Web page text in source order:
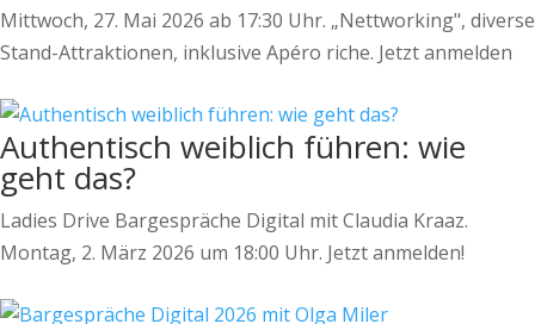
Mittwoch, 27. Mai 2026 ab 17:30 Uhr. „Nettworking", diverse
Stand-Attraktionen, inklusive Apéro riche. Jetzt anmelden
Authentisch weiblich führen: wie
geht das?
Ladies Drive Bargespräche Digital mit Claudia Kraaz.
Montag, 2. März 2026 um 18:00 Uhr. Jetzt anmelden!